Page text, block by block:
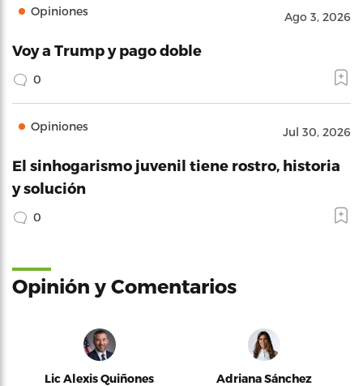
Opiniones Ago 3, 2026
Voy a Trump y pago doble
0
Opiniones Jul 30, 2026
El sinhogarismo juvenil tiene rostro, historia
y solución
0
Opinión y Comentarios
Lic Alexis Quiñones Adriana Sánchez